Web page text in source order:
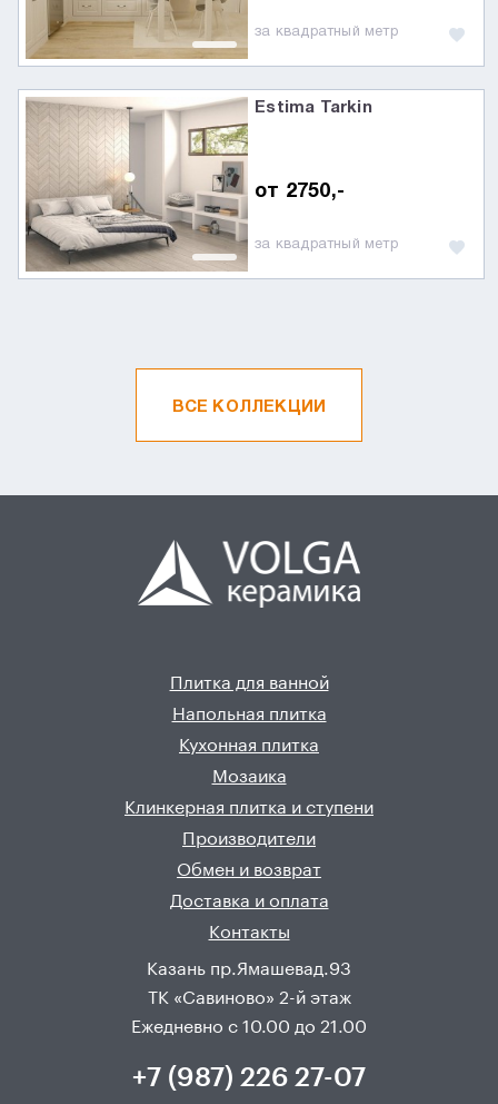
за квадратный метр
Estima Tarkin
от 2750,-
за квадратный метр
ВСЕ КОЛЛЕКЦИИ
Плитка для ванной
Напольная плитка
Кухонная плитка
Мозаика
Клинкерная плитка и ступени
Производители
Обмен и возврат
Доставка и оплата
Контакты
Казань пр.Ямашевад.93
ТК «Савиново» 2-й этаж
Ежедневно с 10.00 до 21.00
+7 (987) 226 27-07